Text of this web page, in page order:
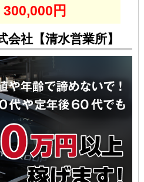
300,000円
社【清水営業所】